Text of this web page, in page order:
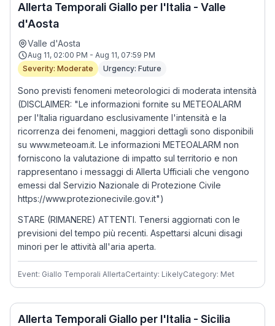
Allerta Temporali Giallo per l'Italia - Valle
d'Aosta
Valle d'Aosta
Aug 11, 02:00 PM - Aug 11, 07:59 PM
Severity: Moderate
Urgency: Future
Sono previsti fenomeni meteorologici di moderata intensità
(DISCLAIMER: "Le informazioni fornite su METEOALARM
per l'Italia riguardano esclusivamente l'intensità e la
ricorrenza dei fenomeni, maggiori dettagli sono disponibili
su www.meteoam.it. Le informazioni METEOALARM non
forniscono la valutazione di impatto sul territorio e non
rappresentano i messaggi di Allerta Ufficiali che vengono
emessi dal Servizio Nazionale di Protezione Civile
https://www.protezionecivile.gov.it")
STARE (RIMANERE) ATTENTI. Tenersi aggiornati con le
previsioni del tempo più recenti. Aspettarsi alcuni disagi
minori per le attività all'aria aperta.
Event: Giallo Temporali AllertaCertainty: LikelyCategory: Met
Allerta Temporali Giallo per l'Italia - Sicilia